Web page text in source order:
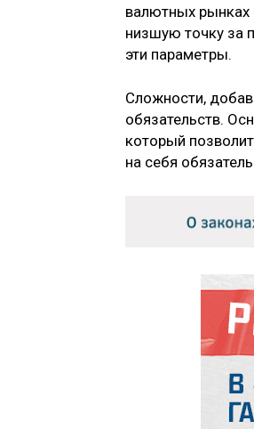
валютных рынках
низшую точку за
эти параметры.
Сложности,
обязательств.
который
на себя